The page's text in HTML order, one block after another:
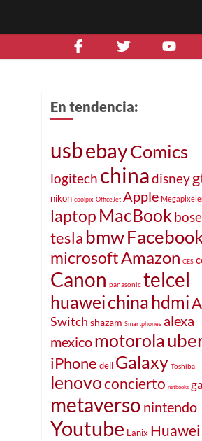
En tendencia:
usbebayComics
logitech chinadisney
nikon coolpix OfficeJet Apple
laptop MacBook bose
tesla bmw
microsoftAmazon CES
Canon panasonic telcel
huaweichinahdmi
Switch shazam Smartphones alexa
mexicomotorola
iPhone dell Galaxy Toshiba
lenovoconcierto netbooks
metaverso nintendo
Youtube Lanix Huawei